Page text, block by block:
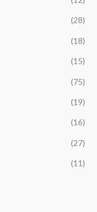
(28)
(18)
(15)
(75)
(19)
(16)
(27)
(11)